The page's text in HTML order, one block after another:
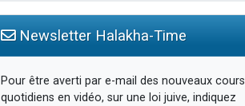
Newsletter Halakha-Time
Pour être averti par e-mail des nouveaux cours
quotidiens en vidéo, sur une loi juive, indiquez